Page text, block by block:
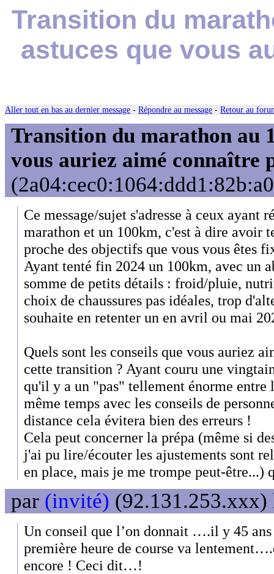
Transition du
astuces que vous
Aller tout en bas au dernier message - Répondre au message - Retour au
Transition du marathon au
vous auriez aimé connaître
Ce message/sujet s'adresse à ceux ayant
marathon et un 100km, c'est à dire avoir
proche des objectifs que vous vous êtes
Ayant tenté fin 2024 un 100km, avec un
somme de petits détails : froid/pluie,
choix de chaussures pas idéales, trop
souhaite en retenter un en avril ou mai
Quels sont les conseils que vous auriez
cette transition ? Ayant couru une
qu'il y a un "pas" tellement énorme entre
même temps avec les conseils de
distance cela évitera bien des erreurs !
Cela peut concerner la prépa (même si
j'ai pu lire/écouter les ajustements sont
en place, mais je me trompe peut-être...)
par (invité) (92.131.253.xxx)
Un conseil que l’on donnait ….il y 45
première heure de course va
encore ! Ceci dit…!